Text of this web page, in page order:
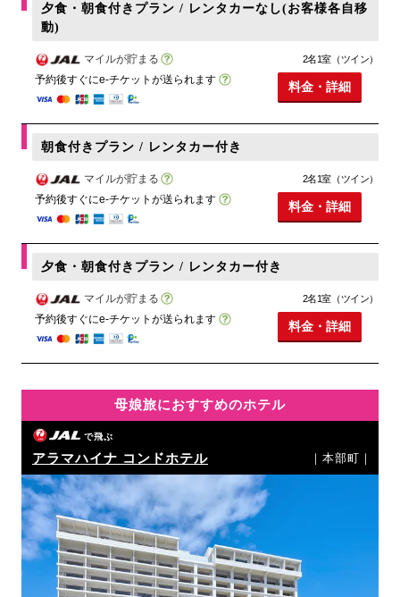
夕食・朝食付きプラン / レンタカーなし(お客様各自移
動)
マイルが貯まる
予約後すぐにe-チケットが送られます
2名1室（ツイン）
料金・詳細
朝食付きプラン / レンタカー付き
マイルが貯まる
予約後すぐにe-チケットが送られます
2名1室（ツイン）
料金・詳細
夕食・朝食付きプラン / レンタカー付き
マイルが貯まる
予約後すぐにe-チケットが送られます
2名1室（ツイン）
料金・詳細
母娘旅におすすめのホテル
で飛ぶ
アラマハイナ コンドホテル ｜本部町｜